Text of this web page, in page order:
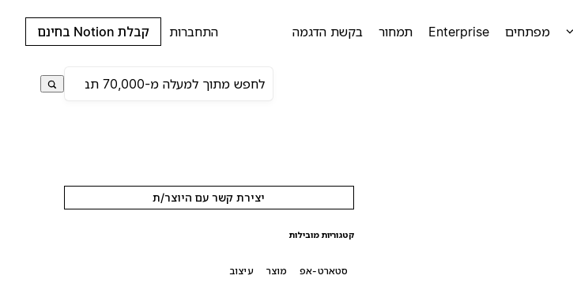
מפתחים Enterprise תמחור בקשת הדגמה התחברות קבלת Notion בחינם
יצירת קשר עם היוצר/ת
קטגוריות מובילות
סטארט-אפ מוצר עיצוב